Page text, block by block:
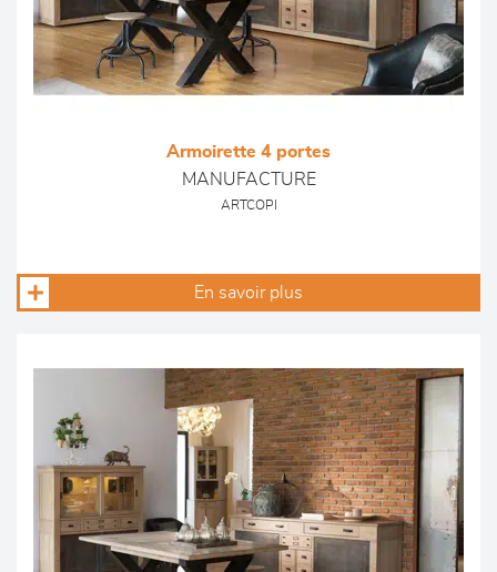
Armoirette 4 portes
MANUFACTURE
ARTCOPI
En savoir plus